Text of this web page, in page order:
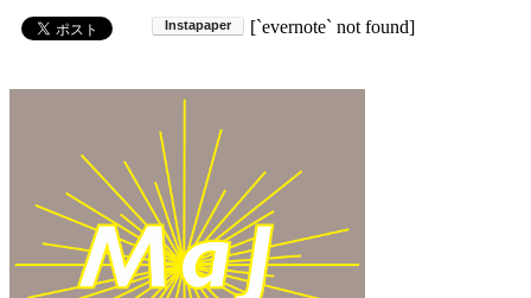
[`evernote` not found]